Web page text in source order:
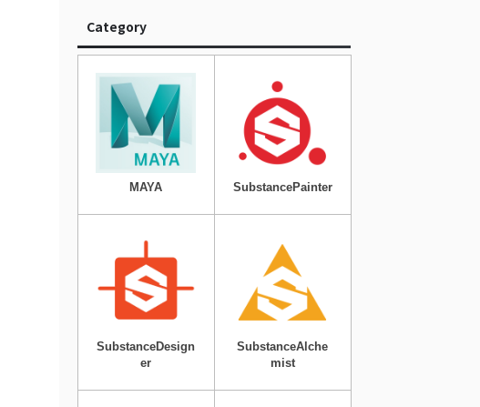
Category
MAYA SubstancePainter
SubstanceDesign
er
SubstanceAlche
mist